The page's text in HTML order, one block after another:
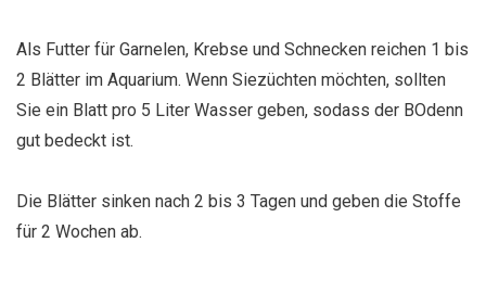
Als Futter für Garnelen, Krebse und Schnecken reichen 1 bis
2 Blätter im Aquarium. Wenn Siezüchten möchten, sollten
Sie ein Blatt pro 5 Liter Wasser geben, sodass der BOdenn
gut bedeckt ist.
Die Blätter sinken nach 2 bis 3 Tagen und geben die Stoffe
für 2 Wochen ab.